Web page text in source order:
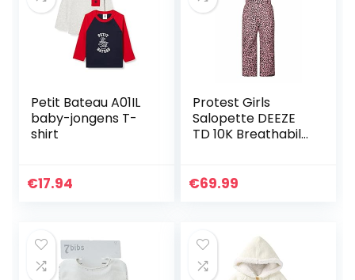
Petit Bateau A01IL
baby-jongens T-
shirt
€17.94
Protest Girls
Salopette DEEZE
TD 10K Breathabile
€69.99